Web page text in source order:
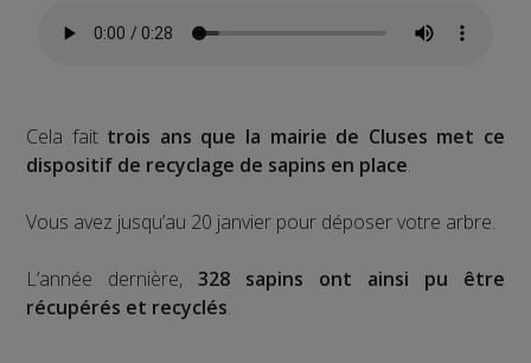
Cela faittrois ans que la mairie de Cluses met ce
dispositif de recyclage de sapins en place.
Vous avez jusqu’au 20 janvier pour déposer votre arbre.
L’année dernière,328 sapins ont ainsi pu être
récupérés et recyclés.